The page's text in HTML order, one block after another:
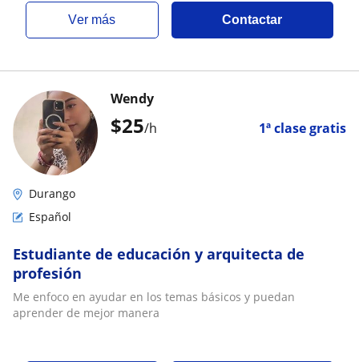
ver más Contactar
$25/h 1ª clase gratis
Wendy
Durango
Español
Estudiante de educación y arquitecta de
profesión
Me enfoco en ayudar en los temas básicos y puedan
aprender de mejor manera